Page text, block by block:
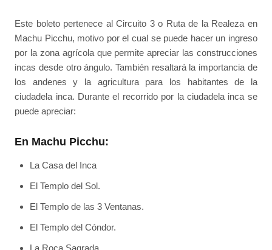
Este boleto pertenece al Circuito 3 o Ruta de la Realeza en
Machu Picchu, motivo por el cual se puede hacer un ingreso
por la zona agrícola que permite apreciar las construcciones
incas desde otro ángulo. También resaltará la importancia de
los andenes y la agricultura para los habitantes de la
ciudadela inca. Durante el recorrido por la ciudadela inca se
puede apreciar:
En Machu Picchu:
La Casa del Inca
El Templo del Sol.
El Templo de las 3 Ventanas.
El Templo del Cóndor.
La Roca Sagrada.